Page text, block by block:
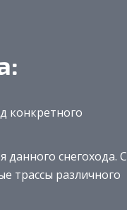
конкретного
данного снегохода. С
трассы различного